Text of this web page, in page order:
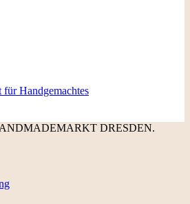
Handgemachtes
DRESDEN.